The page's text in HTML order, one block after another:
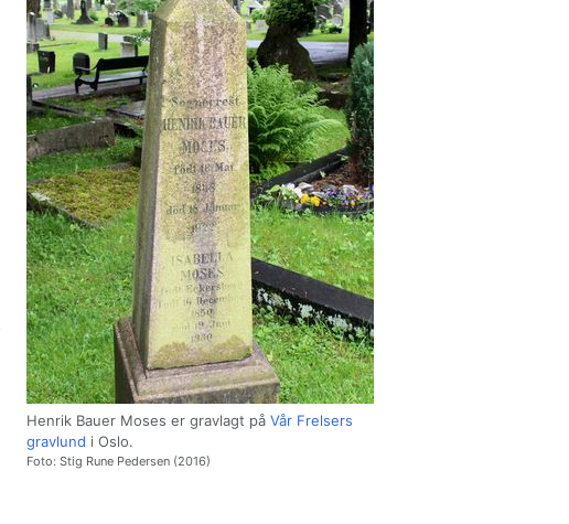
Henrik Bauer Moses er gravlagt på Vår Frelsers
gravlund i Oslo.
Foto: Stig Rune Pedersen (2016)